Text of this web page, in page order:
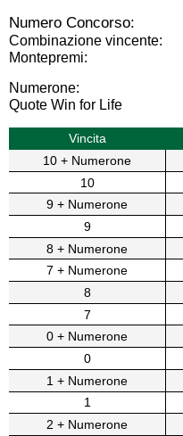
Numero Concorso:
Combinazione vincente:
Montepremi:
Numerone:
Quote Win for Life
Vincita
10 + Numerone
10
9 + Numerone
9
8 + Numerone
7 + Numerone
8
7
0 + Numerone
0
1 + Numerone
1
2 + Numerone